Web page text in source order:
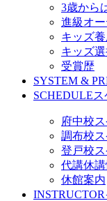
3歳から
進級オ
キッズ
キッズ
受賞歴
SYSTEM &
SCHEDULE
府中校
調布校
登戸校
代講休講
休館案内
INSTRUCTOR